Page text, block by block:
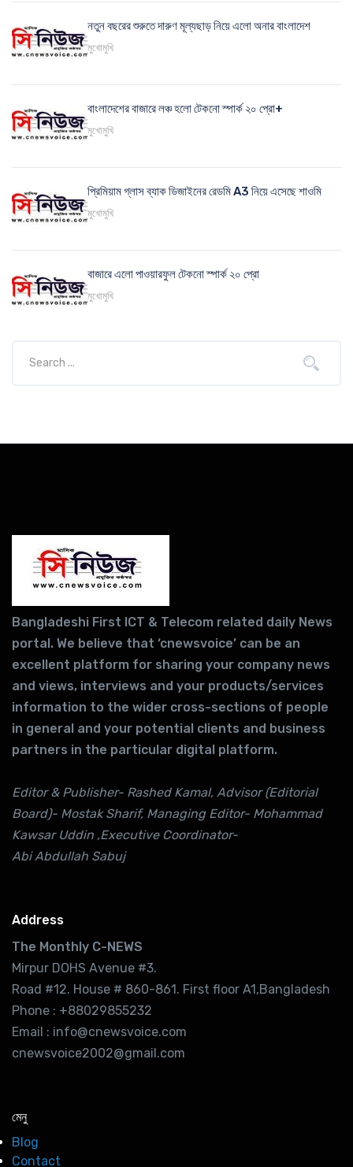
নতুন বছরের শুরুতে দারুণ মূল্যছাড় নিয়ে এলো অনার বাংলাদেশ
মুখোমুখি
বাংলাদেশের বাজারে লঞ্চ হলো টেকনো স্পার্ক ২০ প্রো+
মুখোমুখি
প্রিমিয়াম গ্লাস ব্যাক ডিজাইনের রেডমি A3 নিয়ে এসেছে শাওমি
মুখোমুখি
বাজারে এলো পাওয়ারফুল টেকনো স্পার্ক ২০ প্রো
মুখোমুখি
Bangladeshi First ICT & Telecom related daily News
portal. We believe that ‘cnewsvoice’ can be an
excellent platform for sharing your company news
and views, interviews and your products/services
information to the wider cross-sections of people
in general and your potential clients and business
partners in the particular digital platform.
Editor & Publisher- Rashed Kamal, Advisor (Editorial
Board)- Mostak Sharif, Managing Editor- Mohammad
Kawsar Uddin ,Executive Coordinator-
Abi Abdullah Sabuj
Address
The Monthly C-NEWS
Mirpur DOHS Avenue #3.
Road #12. House # 860-861. First floor A1,Bangladesh
Phone : +88029855232
Email : info@cnewsvoice.com
cnewsvoice2002@gmail.com
মেনু
Blog
Contact